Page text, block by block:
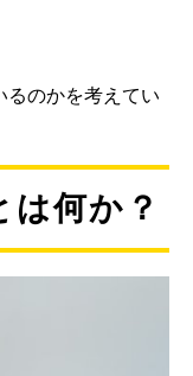
るのかを考えてい
何か？